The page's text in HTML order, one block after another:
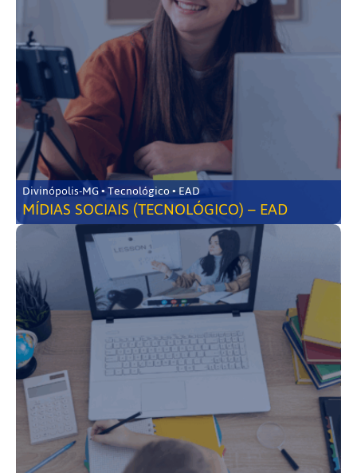
Divinópolis-MG • Tecnológico • EAD
MÍDIAS SOCIAIS (TECNOLÓGICO) – EAD